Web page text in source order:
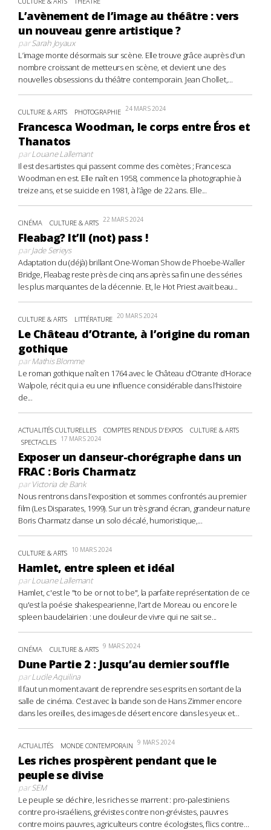
L’avènement de l’image au théâtre : vers
un nouveau genre artistique ?
parSarah Joyaux
L’image monte désormais sur scène. Elle trouve grâce auprès d’un
nombre croissant de metteurs en scène, et devient une des
nouvelles obsessions du théâtre contemporain. Jean Chollet,...
CULTURE & ARTS PHOTOGRAPHIE 24 MARS 2024
Francesca Woodman, le corps entre Éros et
Thanatos
parLouane Lallemant
Il est des artistes qui passent comme des comètes ; Francesca
Woodman en est. Elle naît en 1958, commence la photographie à
treize ans, et se suicide en 1981, à l’âge de 22 ans. Elle...
CINÉMA CULTURE & ARTS 22 MARS 2024
Fleabag? It’ll (not) pass !
parJade Serieys
Adaptation du (déjà) brillant One-Woman Show de Phoebe-Waller
Bridge, Fleabag reste près de cinq ans après sa fin une des séries
les plus marquantes de la décennie. Et, le Hot Priest avait beau...
CULTURE & ARTS LITTÉRATURE 20 MARS 2024
Le Château d’Otrante, à l’origine du roman
gothique
parMathis Blomme
Le roman gothique naît en 1764 avec le Château d’Otrante d’Horace
Walpole, récit qui a eu une influence considérable dans l’histoire
de...
ACTUALITÉS CULTURELLES COMPTES RENDUS D'EXPOS
CULTURE & ARTS
SPECTACLES 17 MARS 2024
Exposer un danseur-chorégraphe dans un
FRAC : Boris Charmatz
parVictoria de Bank
Nous rentrons dans l’exposition et sommes confrontés au premier
film (Les Disparates, 1999). Sur un très grand écran, grandeur nature
Boris Charmatz danse un solo décalé, humoristique,...
CULTURE & ARTS 10 MARS 2024
Hamlet, entre spleen et idéal
parLouane Lallemant
Hamlet, c'est le "to be or not to be", la parfaite représentation de ce
qu'est la poésie shakespearienne, l'art de Moreau ou encore le
spleen baudelairien : une douleur de vivre qui ne sait se...
CINÉMA CULTURE & ARTS 9 MARS 2024
Dune Partie 2 : Jusqu’au dernier souffle
parLucile Aquilina
Il faut un moment avant de reprendre ses esprits en sortant de la
salle de cinéma. C’est avec la bande son de Hans Zimmer encore
dans les oreilles, des images de désert encore dans les yeux et...
ACTUALITÉS MONDE CONTEMPORAIN 9 MARS 2024
Les riches prospèrent pendant que le
peuple se divise
parSEM
Le peuple se déchire, les riches se marrent : pro-palestiniens
contre pro-israéliens, grévistes contre non-grévistes, pauvres
contre moins pauvres, agriculteurs contre écologistes, flics contre...